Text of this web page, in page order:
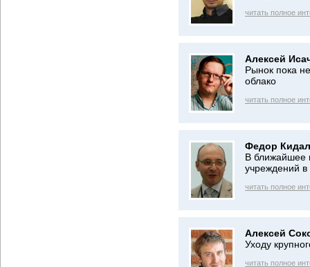
читать полное
Алексей
Рынок пока
облако
читать полное
Федор
В ближайшее
учреждений в
читать полное
Алексей
Уходу
читать полное